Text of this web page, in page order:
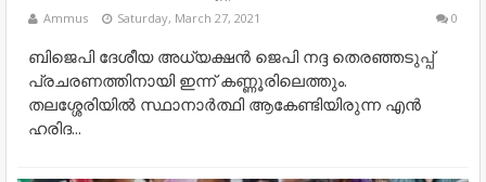
Ammus Saturday, March 27, 2021 0
ബിജെപി ദേശീയ അധ്യക്ഷൻ ജെപി നദ്ദ തെരഞ്ഞടുപ്പ്
പ്രചരണത്തിനായി ഇന്ന് കണ്ണൂരിലെത്തും.
തലശ്ശേരിയിൽ സ്ഥാനാർത്ഥി ആകേണ്ടിയിരുന്ന എൻ
ഹരിദ...